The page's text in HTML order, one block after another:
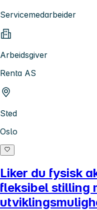
Servicemedarbeider
Arbeidsgiver
Renta AS
Sted
Oslo
Liker du fysisk
fleksibel stilling